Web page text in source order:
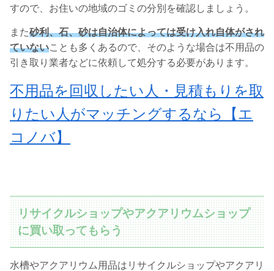
すので、お住いの地域のゴミの分別を確認しましょう。
また砂利、石、砂は自治体によっては受け入れ自体がされ
ていないことも多くあるので、そのような場合は不用品の
引き取り業者などに依頼して処分する必要があります。
不用品を回収したい人・見積もりを取
りたい人がマッチングするなら【エ
コノバ】
リサイクルショップやアクアリウムショップ
に買い取ってもらう
水槽やアクアリウム用品はリサイクルショップやアクアリ